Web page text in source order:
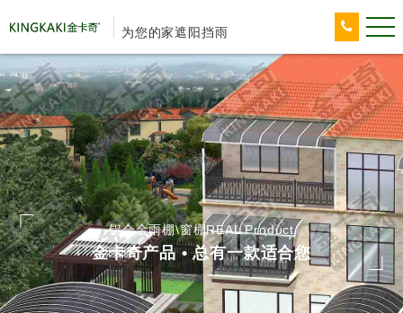
为您的家遮阳挡雨
铝合金雨棚\窗棚REAL Product
金卡奇产品 • 总有一款适合您